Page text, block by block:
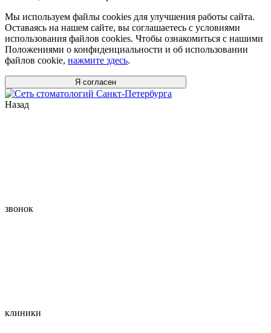
Мы используем файлы cookies для улучшения работы сайта.
Оставаясь на нашем сайте, вы соглашаетесь с условиями
использования файлов cookies. Чтобы ознакомиться с нашими
Положениями о конфиденциальности и об использовании
файлов cookie, нажмите здесь.
Я согласен
Назад
звонок
клиники